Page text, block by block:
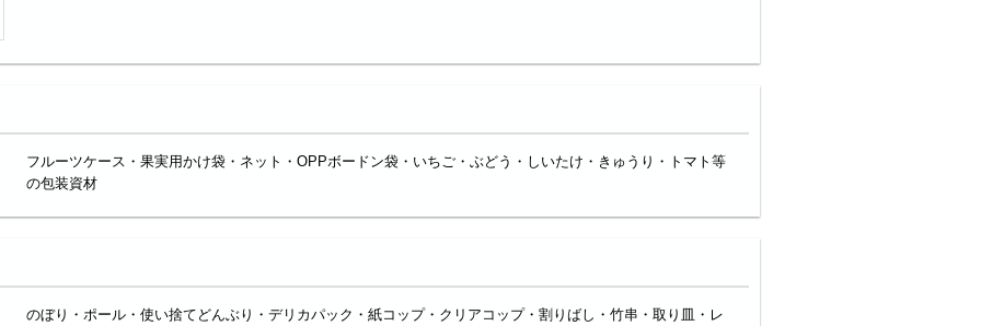
フルーツケース・果実用かけ袋・ネット・OPPボードン袋・いちご・ぶどう・しいたけ・きゅうり・トマト等
の包装資材
のぼり・ポール・使い捨てどんぶり・デリカパック・紙コップ・クリアコップ・割りばし・竹串・取り皿・レ